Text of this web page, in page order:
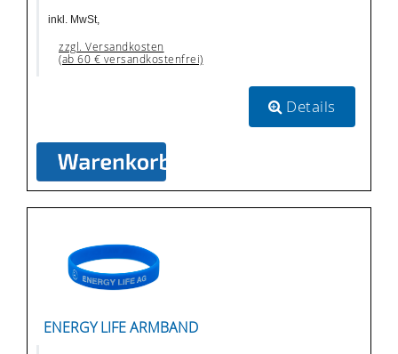
inkl. MwSt,
zzgl. Versandkosten
(ab 60 € versandkostenfrei)
Details
ENERGY LIFE ARMBAND